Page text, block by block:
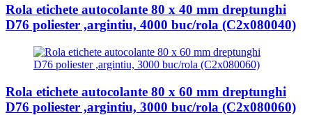
Rola etichete autocolante 80 x 40 mm dreptunghi
D76 poliester ,argintiu, 4000 buc/rola (C2x080040)
Rola etichete autocolante 80 x 60 mm dreptunghi
D76 poliester ,argintiu, 3000 buc/rola (C2x080060)